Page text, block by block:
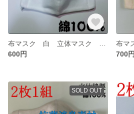
600円
700円
SOLD OUT